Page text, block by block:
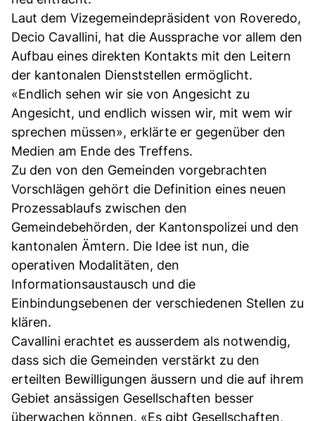
Laut dem Vizegemeindepräsident von Roveredo,
Decio Cavallini, hat die Aussprache vor allem den
Aufbau eines direkten Kontakts mit den Leitern
der kantonalen Dienststellen ermöglicht.
«Endlich sehen wir sie von Angesicht zu
Angesicht, und endlich wissen wir, mit wem wir
sprechen müssen», erklärte er gegenüber den
Medien am Ende des Treffens.
Zu den von den Gemeinden vorgebrachten
Vorschlägen gehört die Definition eines neuen
Prozessablaufs zwischen den
Gemeindebehörden, der Kantonspolizei und den
kantonalen Ämtern. Die Idee ist nun, die
operativen Modalitäten, den
Informationsaustausch und die
Einbindungsebenen der verschiedenen Stellen zu
klären.
Cavallini erachtet es ausserdem als notwendig,
dass sich die Gemeinden verstärkt zu den
erteilten Bewilligungen äussern und die auf ihrem
Gebiet ansässigen Gesellschaften besser
überwachen können. «Es gibt Gesellschaften,